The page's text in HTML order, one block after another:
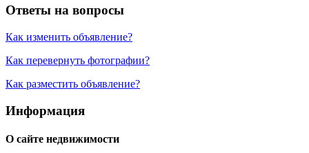
Ответы на вопросы
Как изменить объявление?
Как перевернуть фотографии?
Как разместить объявление?
Информация
О сайте недвижимости